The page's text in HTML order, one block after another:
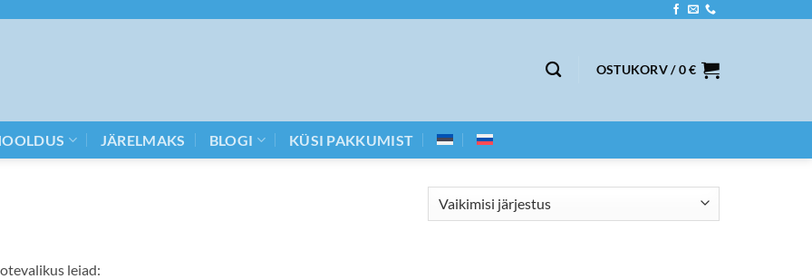
OSTUKORV /0€
JÄRELMAKS BLOGI KÜSI PAKKUMIST
leiad: